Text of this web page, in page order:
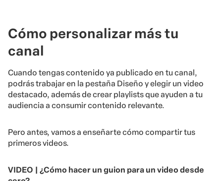
Cómo personalizar más tu
canal
Cuando tengas contenido ya publicado en tu canal,
podrás trabajar en la pestaña Diseño y elegir un video
destacado, además de crear playlists que ayuden a tu
audiencia a consumir contenido relevante.
Pero antes, vamos a enseñarte cómo compartir tus
primeros videos.
VIDEO | ¿Cómo hacer un guion para un video desde